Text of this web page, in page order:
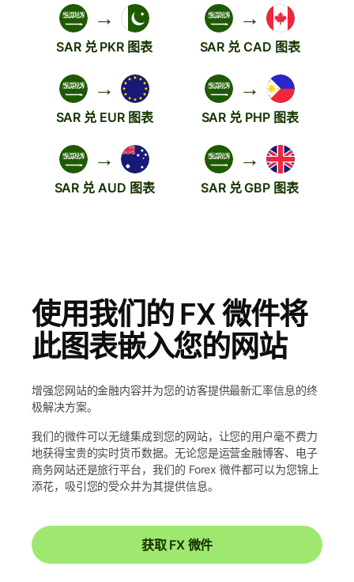
→
SAR 兑 PKR 图表
→
SAR 兑 CAD 图表
→
SAR 兑 EUR 图表
→
SAR 兑 PHP 图表
→
SAR 兑 AUD 图表
→
SAR 兑 GBP 图表
使用我们的 FX 微件将
此图表嵌入您的网站
增强您网站的金融内容并为您的访客提供最新汇率信息的终
极解决方案。
我们的微件可以无缝集成到您的网站，让您的用户毫不费力
地获得宝贵的实时货币数据。无论您是运营金融博客、电子
商务网站还是旅行平台，我们的 Forex 微件都可以为您锦上
添花，吸引您的受众并为其提供信息。
获取 FX 微件